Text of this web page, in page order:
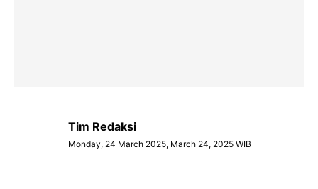
Tim Redaksi
Monday, 24 March 2025, March 24, 2025 WIB